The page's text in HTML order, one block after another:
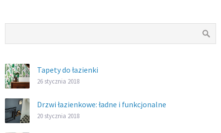
Tapety do łazienki
26 stycznia 2018
Drzwi łazienkowe: ładne i funkcjonalne
20 stycznia 2018